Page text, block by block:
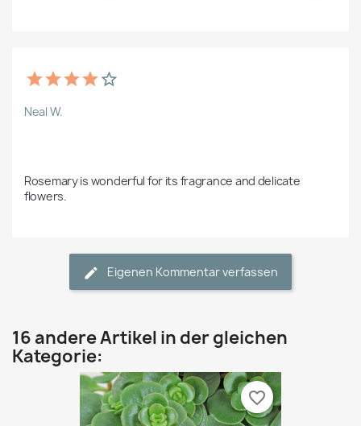
Neal W.
Rosemary is wonderful for its fragrance and delicate
flowers.
Eigenen Kommentar verfassen
16 andere Artikel in der gleichen
Kategorie:
favorite_border